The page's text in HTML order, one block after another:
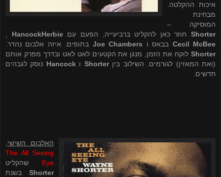
איכות ההקלטה.
מבחינת
המוסיקה –
Shorter חוזר כאן להקליט ברביעייה, הפעם עםHerbie
Hancock
Cecil McBee בבאס ו Joe Chambers בתופים. איזה אלבום נהדר.
Shorter לוקח את הזמן, מנגן את הקטעים לאט לאט ובדרך מפרק אותם
(ואת המאזין) לגורמים. השילוב ביןShorter וHancock נוסק לגבהים
חדשים.
האלבום השישי
The All Seeing
Eye שהקליט
Shorter בשנת